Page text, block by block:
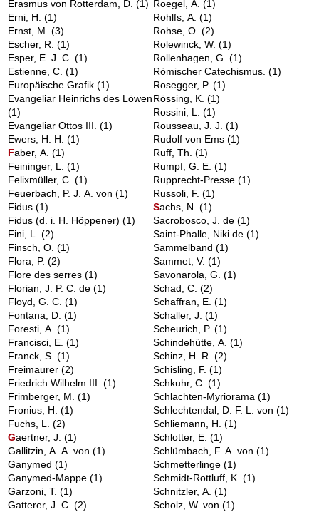
Erasmus von Rotterdam, D.(1)
Erni, H.(1)
Ernst, M.(3)
Escher, R.(1)
Esper, E. J. C.(1)
Estienne, C.(1)
Europäische Grafik(1)
Evangeliar Heinrichs des Löwen
(1)
Evangeliar Ottos III.(1)
Ewers, H. H.(1)
Faber, A.(1)
Feininger, L.(1)
Felixmüller, C.(1)
Feuerbach, P. J. A. von(1)
Fidus(1)
Fidus (d. i. H. Höppener)(1)
Fini, L.(2)
Finsch, O.(1)
Flora, P.(2)
Flore des serres(1)
Florian, J. P. C. de(1)
Floyd, G. C.(1)
Fontana, D.(1)
Foresti, A.(1)
Francisci, E.(1)
Franck, S.(1)
Freimaurer(2)
Friedrich Wilhelm III.(1)
Frimberger, M.(1)
Fronius, H.(1)
Fuchs, L.(2)
Gaertner, J.(1)
Gallitzin, A. A. von(1)
Ganymed(1)
Ganymed-Mappe(1)
Garzoni, T.(1)
Gatterer, J. C.(2)
Roegel, A.(1)
Rohlfs, A.(1)
Rohse, O.(2)
Rolewinck, W.(1)
Rollenhagen, G.(1)
Römischer Catechismus.(1)
Rosegger, P.(1)
Rössing, K.(1)
Rossini, L.(1)
Rousseau, J. J.(1)
Rudolf von Ems(1)
Ruff, Th.(1)
Rumpf, G. E.(1)
Rupprecht-Presse(1)
Russoli, F.(1)
Sachs, N.(1)
Sacrobosco, J. de(1)
Saint-Phalle, Niki de(1)
Sammelband(1)
Sammet, V.(1)
Savonarola, G.(1)
Schad, C.(2)
Schaffran, E.(1)
Schaller, J.(1)
Scheurich, P.(1)
Schindehütte, A.(1)
Schinz, H. R.(2)
Schisling, F.(1)
Schkuhr, C.(1)
Schlachten-Myriorama(1)
Schlechtendal, D. F. L. von(1)
Schliemann, H.(1)
Schlotter, E.(1)
Schlümbach, F. A. von(1)
Schmetterlinge(1)
Schmidt-Rottluff, K.(1)
Schnitzler, A.(1)
Scholz, W. von(1)